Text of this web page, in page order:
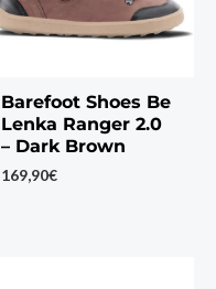
Barefoot Shoes Be
Lenka Ranger 2.0
– Dark Brown
169,90€